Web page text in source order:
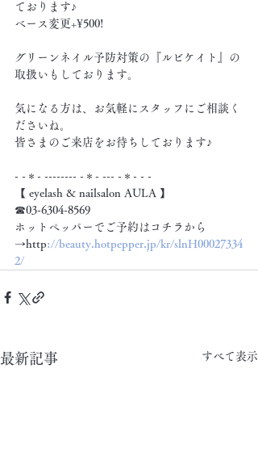
ております♪
ベース変更+¥500!
グリーンネイル予防対策の『ルビケイト』の
取扱いもしております。
気になる方は、お気軽にスタッフにご相談く
ださいね。
皆さまのご来店をお待ちしております♪
- -＊- -------- -＊- --- -＊- - -
【 eyelash & nailsalon AULA 】
☎03-6304-8569
ホットペッパーでご予約はコチラから
→http://beauty.hotpepper.jp/kr/slnH00027334
2/
最新記事 すべて表示